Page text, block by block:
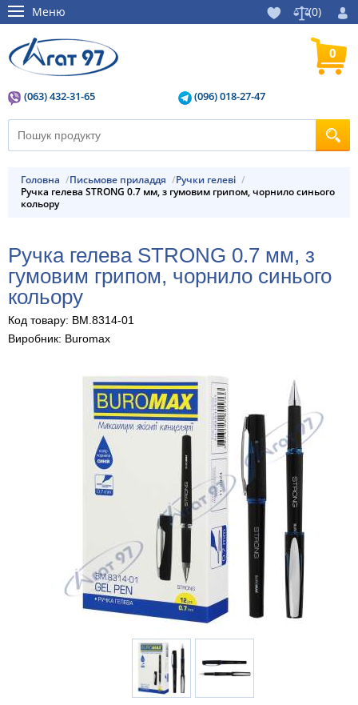
Меню (0)
(063) 432-31-65 (096) 018-27-47
0
Головна Письмове приладдя
ручки гелеві
Ручка гелева STRONG 0.7 мм, з гумовим грипом, чорнило синього
кольору
Ручка гелева STRONG 0.7 мм, з
гумовим грипом, чорнило синього
кольору
Код товару: BM.8314-01
Виробник: Buromax